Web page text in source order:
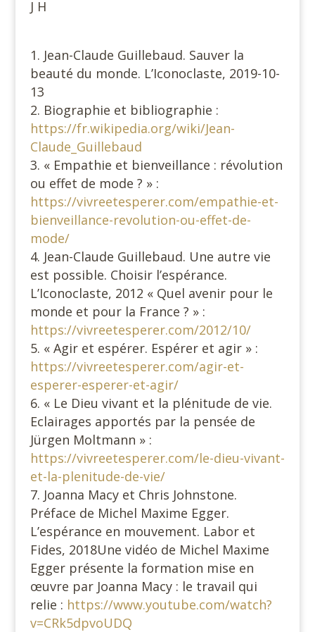
J H
Jean-Claude Guillebaud. Sauver la
beauté du monde. L’Iconoclaste, 2019-10-
13
Biographie et bibliographie :
https://fr.wikipedia.org/wiki/Jean-
Claude_Guillebaud
« Empathie et bienveillance : révolution
ou effet de mode ? » :
https://vivreetesperer.com/empathie-et-
bienveillance-revolution-ou-effet-de-
mode/
Jean-Claude Guillebaud. Une autre vie
est possible. Choisir l’espérance.
L’Iconoclaste, 2012 « Quel avenir pour le
monde et pour la France ? » :
https://vivreetesperer.com/2012/10/
« Agir et espérer. Espérer et agir » :
https://vivreetesperer.com/agir-et-
esperer-esperer-et-agir/
« Le Dieu vivant et la plénitude de vie.
Eclairages apportés par la pensée de
Jürgen Moltmann » :
https://vivreetesperer.com/le-dieu-vivant-
et-la-plenitude-de-vie/
Joanna Macy et Chris Johnstone.
Préface de Michel Maxime Egger.
L’espérance en mouvement. Labor et
Fides, 2018Une vidéo de Michel Maxime
Egger présente la formation mise en
œuvre par Joanna Macy : le travail qui
relie : https://www.youtube.com/watch?
v=CRk5dpvoUDQ